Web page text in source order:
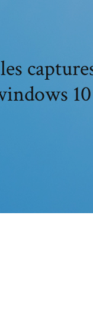
10